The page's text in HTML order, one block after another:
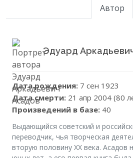
Автор
Эдуард
Дата рождения: 7 сен 1923
Дата смерти: 21 апр 2004 (80
Произведений в базе: 40
Выдающийся советский и
переводчик, чья творческая
вторую половину XX века. Асадов